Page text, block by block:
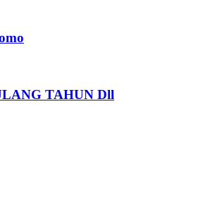
TAHUN Dll